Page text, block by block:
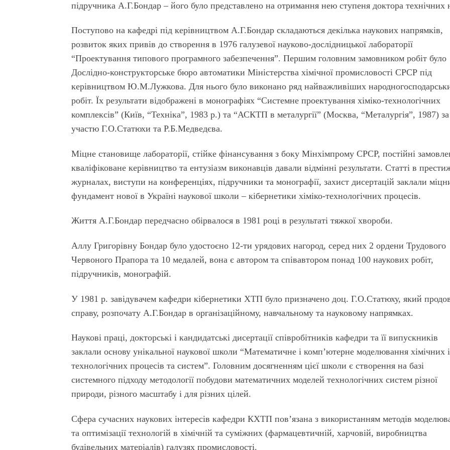
підручника А.Г.Бондар – його було представлено на отримання нею ступеня доктора технічних
Поступово на кафедрі під керівництвом А.Г.Бондар складаються декілька наукових напрямків,
розвиток яких привів до створення в 1976 галузевої науково-дослiдницької лабораторії
“Проектування типового програмного забезпечення”. Першим головним замовником робіт було
Дослiдно-конструкторське бюро автоматики Міністерства хімічної промисловості СРСР під
керівництвом Ю.М.Лужкова. Для нього було виконано ряд найважливіших
робіт. Їх результати відображені в монографіях “Системне проектування хiмiко-технологiчних
комплексiв” (Київ, “Техніка”, 1983 р.) та “АСКТП в металургії” (Москва, “Металургія”, 1987) за
участю Г.О.Статюхи та Р.Б.Медведєва.
Міцне становище лабораторії, стійке фінансування з боку Мiнхiмпрому СРСР, постійні
кваліфіковане керівництво та ентузіазм виконавців давали вiдмiннi результати. Статті в
журналах, виступи на конференціях, підручники та монографії, захист дисертацій заклали
фундамент нової в Україні наукової школи – кібернетики хiмiко-технологiчних процесів.
Життя А.Г.Бондар передчасно обірвалося в 1981 році в результаті тяжкої хвороби.
Аллу Григорівну Бондар було удостоєно 12-ти урядових нагород, серед них 2 ордени Трудового
Червоного Прапора та 10 медалей, вона є автором та співавтором понад 100 наукових робіт,
підручників, монографій.
У 1981 р. завідувачем кафедри кібернетики ХТП було призначено доц. Г.О.Статюху, який
справу, розпочату А.Г.Бондар в організаційному, навчальному та науковому напрямках.
Наукові праці, докторські і кандидатські дисертації співробітників кафедри та її випускників
заклали основу унікальної наукової школи “Математичне і комп’ютерне моделювання хімічних і
технологічних процесів та систем”. Головним досягненням цієї школи є створення на базі
системного підходу методології побудови математичних моделей технологічних систем різної
природи, різного масштабу і для різних цілей.
Сфера сучасних наукових інтересів кафедри КХТП пов’язана з використанням методів
та оптимізації технологій в хімічній та суміжних (фармацевтичній, харчовій, виробництва
будівельних матеріалів) галузях промисловості.